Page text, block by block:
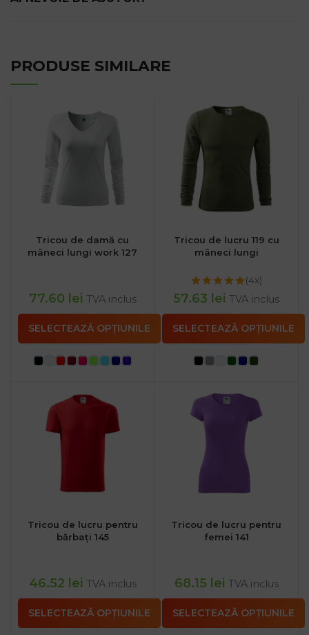
PRODUSE SIMILARE
Tricou de damă cu
mâneci lungi work 127
77.60 lei TVA inclus
SELECTEAZĂ OPȚIUNILE
Tricou de lucru 119 cu
mâneci lungi
(4x)
57.63 lei TVA inclus
SELECTEAZĂ OPȚIUNILE
Tricou de lucru pentru
bărbați 145
46.52 lei TVA inclus
SELECTEAZĂ OPȚIUNILE
Tricou de lucru pentru
femei 141
68.15 lei TVA inclus
SELECTEAZĂ OPȚIUNILE